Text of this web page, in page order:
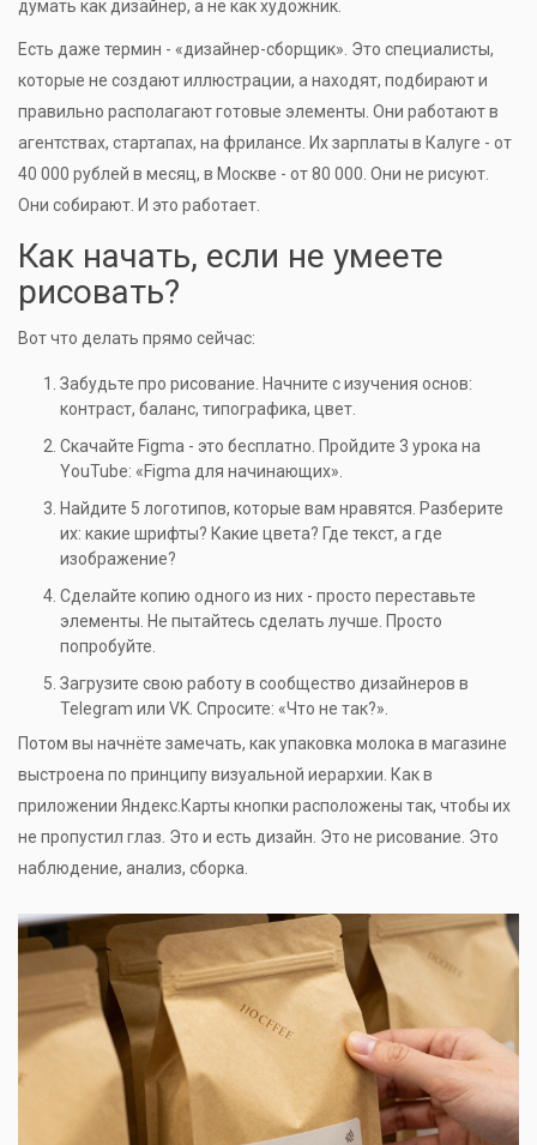
думать как дизайнер, а не как художник.
Есть даже термин - «дизайнер-сборщик». Это специалисты,
которые не создают иллюстрации, а находят, подбирают и
правильно располагают готовые элементы. Они работают в
агентствах, стартапах, на фрилансе. Их зарплаты в Калуге - от
40 000 рублей в месяц, в Москве - от 80 000. Они не рисуют.
Они собирают. И это работает.
Как начать, если не умеете
рисовать?
Вот что делать прямо сейчас:
Забудьте про рисование. Начните с изучения основ:
контраст, баланс, типографика, цвет.
Скачайте Figma - это бесплатно. Пройдите 3 урока на
YouTube: «Figma для начинающих».
Найдите 5 логотипов, которые вам нравятся. Разберите
их: какие шрифты? Какие цвета? Где текст, а где
изображение?
Сделайте копию одного из них - просто переставьте
элементы. Не пытайтесь сделать лучше. Просто
попробуйте.
Загрузите свою работу в сообщество дизайнеров в
Telegram или VK. Спросите: «Что не так?».
Потом вы начнёте замечать, как упаковка молока в магазине
выстроена по принципу визуальной иерархии. Как в
приложении Яндекс.Карты кнопки расположены так, чтобы их
не пропустил глаз. Это и есть дизайн. Это не рисование. Это
наблюдение, анализ, сборка.